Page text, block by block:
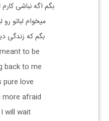
بگم اگه نباشی
میخوام لباتو
بگم که زندگی
to be
back to me
love
more afraid
will wait